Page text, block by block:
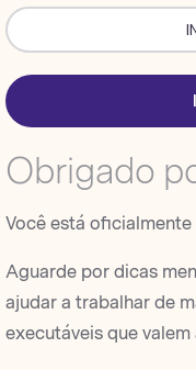
Obrigado
Você está
Aguarde por dicas
ajudar a trabalhar de
executáveis que valem